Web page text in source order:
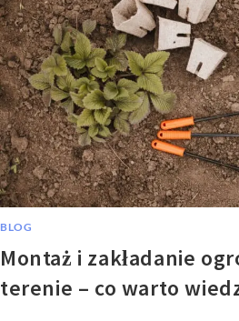
BLOG
Montaż i zakładanie
terenie – co warto